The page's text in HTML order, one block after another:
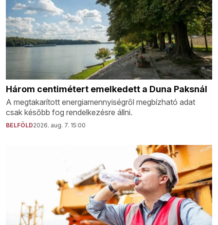
Három centimétert emelkedett a Duna Paksnál
A megtakarított energiamennyiségről megbízható adat
csak később fog rendelkezésre állni.
BELFÖLD2026. aug. 7. 15:00